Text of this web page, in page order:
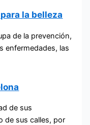
la belleza
de la prevención,
enfermedades, las
de sus
de sus calles, por